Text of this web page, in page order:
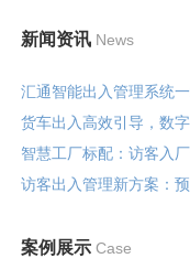
新闻资讯 News
案例展示 Case